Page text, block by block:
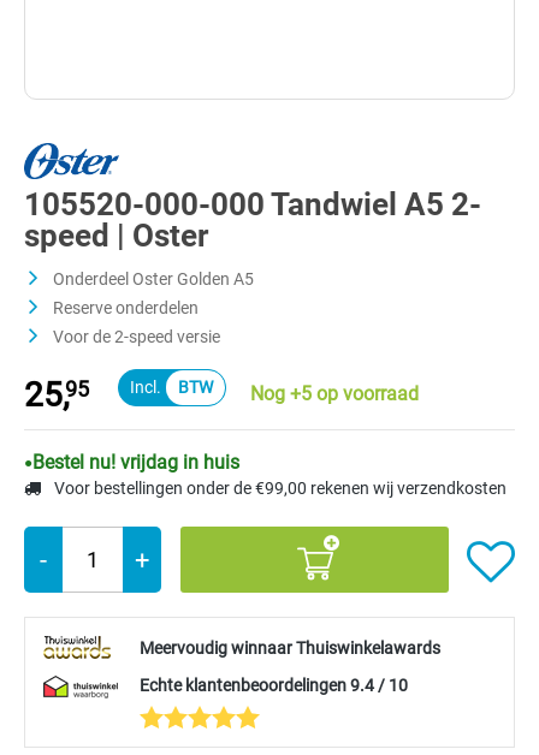
105520-000-000 Tandwiel A5 2-
speed | Oster
Onderdeel Oster Golden A5
Reserve onderdelen
Voor de 2-speed versie
25,95 Nog +5 op voorraad
Bestel nu! vrijdag in huis
Voor bestellingen onder de €99,00 rekenen wij verzendkosten
- +
Meervoudig winnaar Thuiswinkelawards
Echte klantenbeoordelingen 9.4 / 10